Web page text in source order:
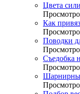
Цвета
Как
Поводки
Съедобка